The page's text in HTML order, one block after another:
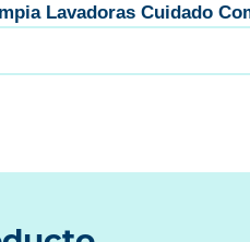
Lavadoras Cuidado